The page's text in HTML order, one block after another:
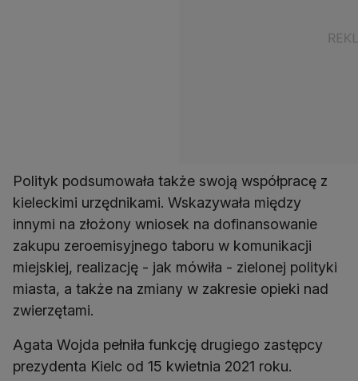
Polityk podsumowała także swoją współpracę z
kieleckimi urzędnikami. Wskazywała między
innymi na złożony wniosek na dofinansowanie
zakupu zeroemisyjnego taboru w komunikacji
miejskiej, realizację - jak mówiła - zielonej polityki
miasta, a także na zmiany w zakresie opieki nad
zwierzętami.
Agata Wojda pełniła funkcję drugiego zastępcy
prezydenta Kielc od 15 kwietnia 2021 roku.